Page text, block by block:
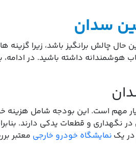
سدان
چالش برانگیز باشد، زیرا
داشته باشید. در
مهم است. این بودجه شامل
و قطعات یدکی دارند.
یک